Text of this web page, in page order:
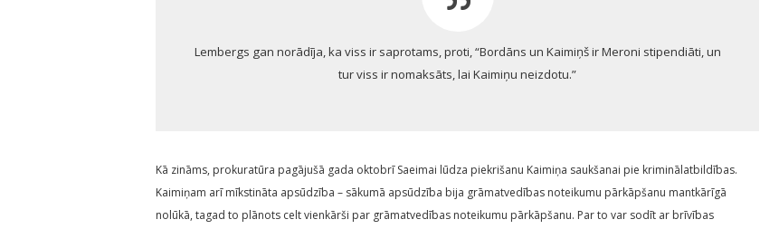
Lembergs gan norādīja, ka viss ir saprotams, proti, “Bordāns un Kaimiņš ir Meroni stipendiāti, un
tur viss ir nomaksāts, lai Kaimiņu neizdotu.”
Kā zināms, prokuratūra pagājušā gada oktobrī Saeimai lūdza piekrišanu Kaimiņa saukšanai pie kriminālatbildības.
Kaimiņam arī mīkstināta apsūdzība – sākumā apsūdzība bija grāmatvedības noteikumu pārkāpšanu mantkārīgā
nolūkā, tagad to plānots celt vienkārši par grāmatvedības noteikumu pārkāpšanu. Par to var sodīt ar brīvības